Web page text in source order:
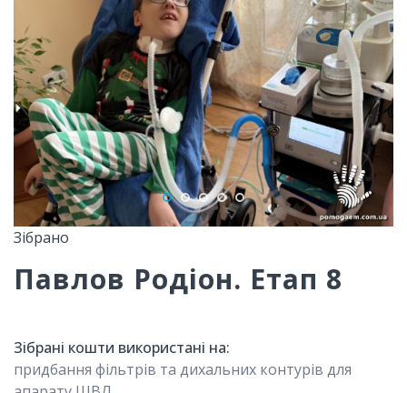
Зібрано
Павлов Родіон. Етап 8
Зібрані кошти використані на:
придбання фільтрів та дихальних контурів для